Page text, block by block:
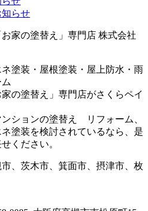
らせ
塗装・屋根塗装・屋上防水・雨
の塗替え」専門店がさくらペイ
ションの塗替え リフォーム、
塗装を検討されているなら、是
ください。
、茨木市、箕面市、摂津市、枚